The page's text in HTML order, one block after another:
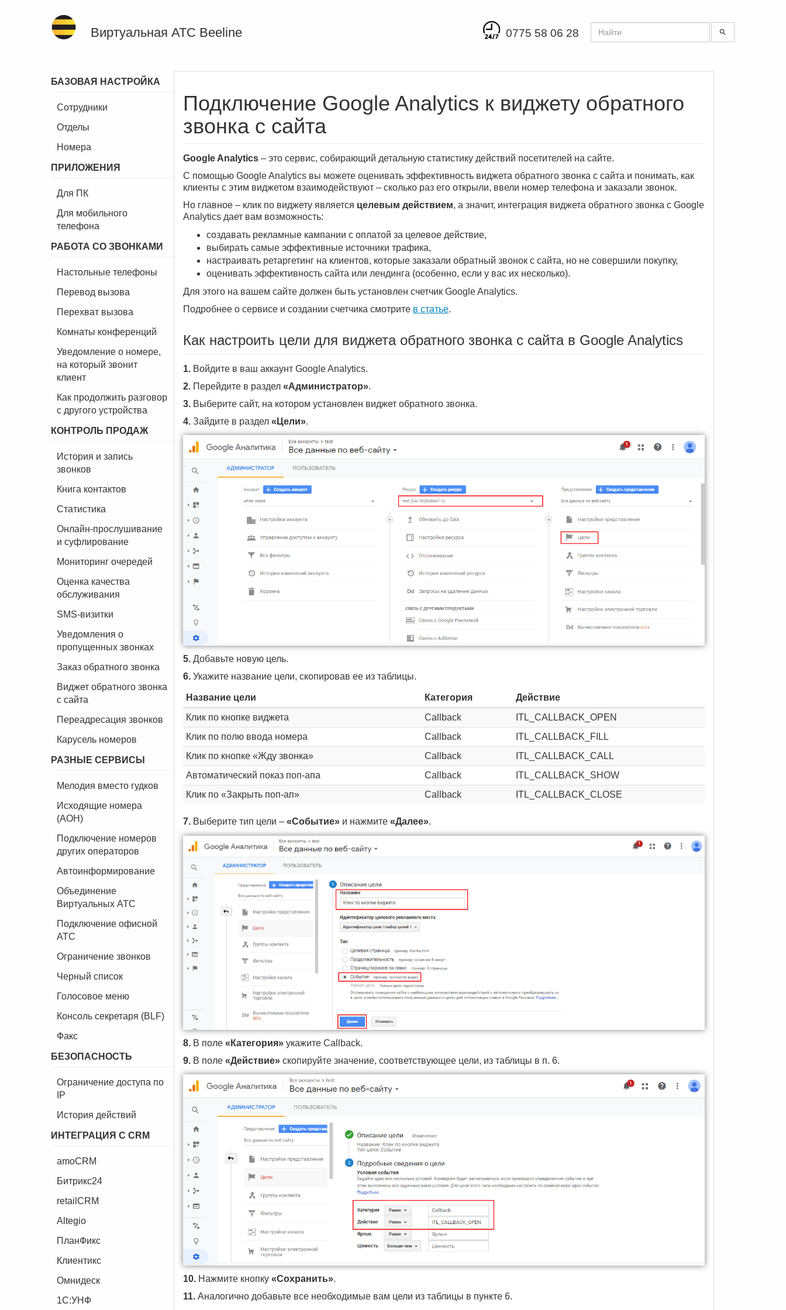
Виртуальная АТС Beeline 0775 58 06 28
БАЗОВАЯ НАСТРОЙКА
Сотрудники
Отделы
Номера
ПРИЛОЖЕНИЯ
Для ПК
Для мобильного
телефона
РАБОТА СО ЗВОНКАМИ
Настольные телефоны
Перевод вызова
Перехват вызова
Комнаты конференций
Уведомление о номере,
на который звонит
клиент
Как продолжить разговор
с другого устройства
КОНТРОЛЬ ПРОДАЖ
История и запись
звонков
Книга контактов
Статистика
Онлайн-прослушивание
и суфлирование
Мониторинг очередей
Оценка качества
обслуживания
SMS-визитки
Уведомления о
пропущенных звонках
Заказ обратного звонка
Виджет обратного звонка
с сайта
Переадресация звонков
Карусель номеров
РАЗНЫЕ СЕРВИСЫ
Мелодия вместо гудков
Исходящие номера
(АОН)
Подключение номеров
других операторов
Автоинформирование
Объединение
Виртуальных АТС
Подключение офисной
АТС
Ограничение звонков
Черный список
Голосовое меню
Консоль секретаря (BLF)
Факс
БЕЗОПАСНОСТЬ
Ограничение доступа по
IP
История действий
ИНТЕГРАЦИЯ С CRM
amoCRM
Битрикс24
retailCRM
Altegio
ПланФикс
Клиентикс
Омнидеск
1C:УНФ
Подключение Google Analytics к виджету обратного
звонка с сайта
Google Analytics – это сервис, собирающий детальную статистику действий посетителей на сайте.
С помощью Google Analytics вы можете оценивать эффективность виджета обратного звонка с сайта и понимать, как
клиенты с этим виджетом взаимодействуют – сколько раз его открыли, ввели номер телефона и заказали звонок.
Но главное – клик по виджету является целевым действием, а значит, интеграция виджета обратного звонка с Google
Analytics дает вам возможность:
создавать рекламные кампании с оплатой за целевое действие,
выбирать самые эффективные источники трафика,
настраивать ретаргетинг на клиентов, которые заказали обратный звонок с сайта, но не совершили покупку,
оценивать эффективность сайта или лендинга (особенно, если у вас их несколько).
Для этого на вашем сайте должен быть установлен счетчик Google Analytics.
Подробнее о сервисе и создании счетчика смотрите в статье.
Как настроить цели для виджета обратного звонка с сайта в Google Analytics
1. Войдите в ваш аккаунт Google Analytics.
2. Перейдите в раздел «Администратор».
3. Выберите сайт, на котором установлен виджет обратного звонка.
4. Зайдите в раздел «Цели».
5. Добавьте новую цель.
6. Укажите название цели, скопировав ее из таблицы.
Название цели Категория
Действие
Клик по кнопке виджета
Callback
ITL_CALLBACK_OPEN
Клик по полю ввода номера
Callback
ITL_CALLBACK_FILL
Клик по кнопке «Жду звонка»
Callback
ITL_CALLBACK_CALL
Автоматический показ поп-апа
Callback
ITL_CALLBACK_SHOW
Клик по «Закрыть поп-ап»
Callback ITL_CALLBACK_CLOSE
7. Выберите тип цели – «Событие» и нажмите «Далее».
8. В поле «Категория» укажите Callback.
9. В поле «Действие» скопируйте значение, соответствующее цели, из таблицы в п. 6.
10. Нажмите кнопку «Сохранить».
11. Аналогично добавьте все необходимые вам цели из таблицы в пункте 6.